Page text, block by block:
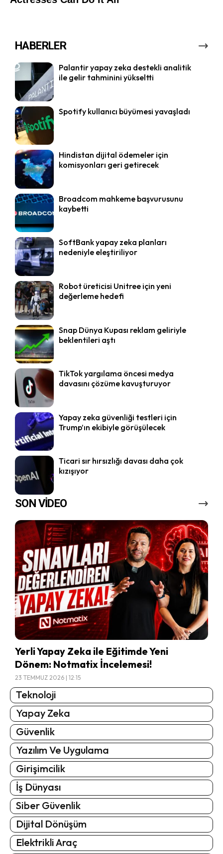
HABERLER
Palantir yapay zeka destekli analitik
ile gelir tahminini yükseltti
Spotify kullanıcı büyümesi yavaşladı
Hindistan dijital ödemeler için
komisyonları geri getirecek
Broadcom mahkeme başvurusunu
kaybetti
SoftBank yapay zeka planları
nedeniyle eleştiriliyor
Robot üreticisi Unitree için yeni
değerleme hedefi
Snap Dünya Kupası reklam geliriyle
beklentileri aştı
TikTok yargılama öncesi medya
davasını çözüme kavuşturuyor
Yapay zeka güvenliği testleri için
Trump’ın ekibiyle görüşülecek
Ticari sır hırsızlığı davası daha çok
kızışıyor
SON VİDEO
Yerli Yapay Zeka ile Eğitimde Yeni
Dönem: Notmatix İncelemesi!
23 TEMMUZ 2026 | 12:15
Teknoloji
Yapay Zeka
Güvenlik
Yazılım Ve Uygulama
Girişimcilik
İş Dünyası
Siber Güvenlik
Dijital Dönüşüm
Elektrikli Araç